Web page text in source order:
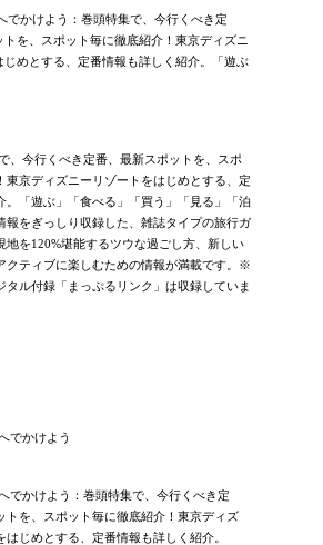
でかけよう：巻頭特集で、今行くべき定
トを、スポット毎に徹底紹介！東京ディズニ
じめとする、定番情報も詳しく紹介。「遊ぶ
、今行くべき定番、最新スポットを、スポ
東京ディズニーリゾートをはじめとする、定
。「遊ぶ」「食べる」「買う」「見る」「泊
報をぎっしり収録した、雑誌タイプの旅行ガ
地を120%堪能するツウな過ごし方、新しい
クティブに楽しむための情報が満載です。※
タル付録「まっぷるリンク」は収録していま
でかけよう
でかけよう：巻頭特集で、今行くべき定
トを、スポット毎に徹底紹介！東京ディズ
はじめとする、定番情報も詳しく紹介。